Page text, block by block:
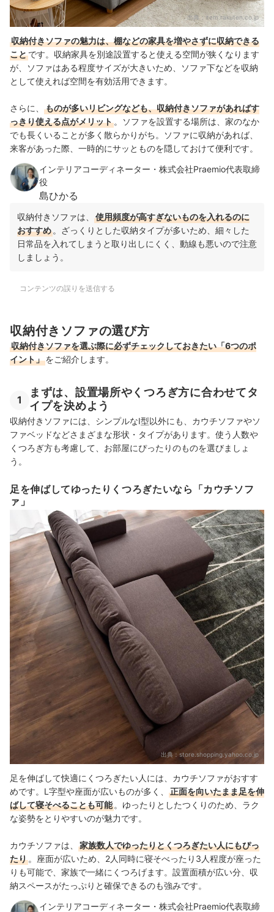
出典：item.rakuten.co.jp
収納付きソファの魅力は、棚などの家具を増やさずに収納できる
ことです。収納家具を別途設置すると使える空間が狭くなります
が、ソファはある程度サイズが大きいため、ソファ下などを収納
として使えれば空間を有効活用できます。
さらに、
ものが多いリビングなども、収納付きソファがあればす
っきり使える点がメリット 。ソファを設置する場所は、家のなか
でも長くいることが多く散らかりがち。ソファに収納があれば、
来客があった際、一時的にサッとものを隠しておけて便利です。
インテリアコーディネーター・株式会社Praemio代表取締
役
島ひかる
収納付きソファは、
使用頻度が高すぎないものを入れるのに
おすすめ 。ざっくりとした収納タイプが多いため、細々した
日常品を入れてしまうと取り出しにくく、動線も悪いので注意
しましょう。
コンテンツの誤りを送信する
収納付きソファの選び方
収納付きソファを選ぶ際に必ずチェックしておきたい「6つのポ
イント」をご紹介します。
1
まずは、設置場所やくつろぎ方に合わせてタ
イプを決めよう
収納付きソファには、シンプルなI型以外にも、 カウチソファやソ
ファベッドなどさまざまな形状・タイプがあります。使う人数や
くつろぎ方も考慮して、お部屋にぴったりのものを選びましょ
う。
足を伸ばしてゆったりくつろぎたいなら「カウチソフ
ァ」
出典： store.shopping.yahoo.co.jp
足を伸ばして快適にくつろぎたい人には、カウチソファがおすす
めです。L字型や座面が広いものが多く、
正面を向いたまま足を伸
ばして寝そべることも可能 。ゆったりとしたつくりのため、ラク
な姿勢をとりやすいのが魅力です。
カウチソファは、
家族数人でゆったりとくつろぎたい人にもぴっ
たり 。座面が広いため、2人同時に寝そべったり3人程度が座った
りも可能で、家族で一緒にくつろげます。設置面積が広い分、収
納スペースがたっぷりと確保できるのも強みです。
インテリアコーディネーター・株式会社Praemio代表取締